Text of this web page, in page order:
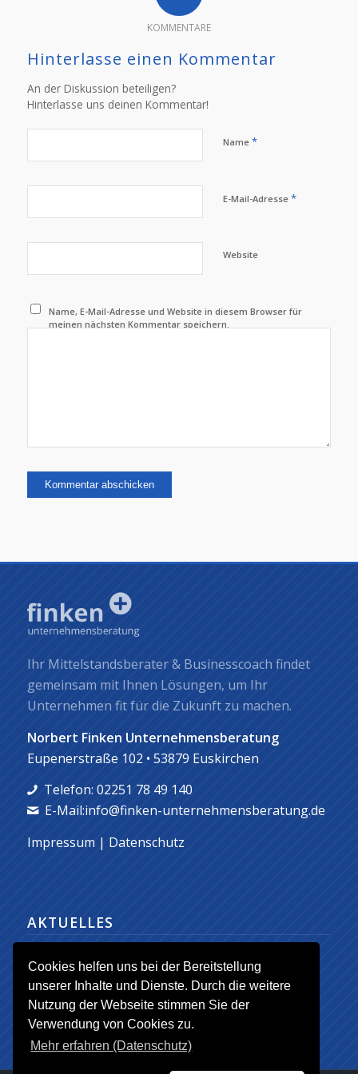
Cookies helfen uns bei der Bereitstellung
unserer Inhalte und Dienste. Durch die weitere
Nutzung der Webseite stimmen Sie der
Verwendung von Cookies zu.
Mehr erfahren (Datenschutz)
KOMMENTARE
Hinterlasse einen Kommentar
An der Diskussion beteiligen?
Hinterlasse uns deinen Kommentar!
Name *
E-Mail-Adresse *
Website
Name, E-Mail-Adresse und Website in diesem Browser für
meinen nächsten Kommentar speichern.
Ihr Mittelstandsberater & Businesscoach findet
gemeinsam mit Ihnen Lösungen, um Ihr
Unternehmen fit für die Zukunft zu machen.
Norbert Finken Unternehmensberatung
Eupenerstraße 102 • 53879 Euskirchen
Telefon: 02251 78 49 140
E-Mail:info@finken-unternehmensberatung.de
Impressum | Datenschutz
AKTUELLES
Eckpunkte der Gründungs- und
Mittelstandsberatung ab 2016
1. Januar 2016 - 17:43